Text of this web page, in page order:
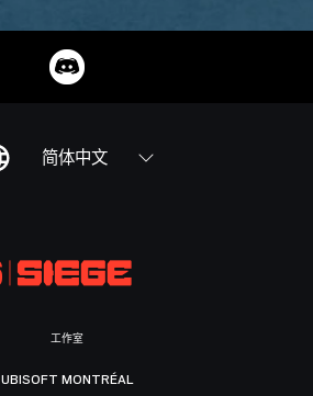
简体中文
工作室
UBISOFT MONTRÉAL